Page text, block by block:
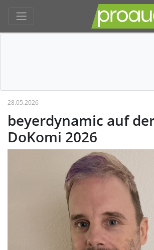
28.05.2026
beyerdynamic auf
DoKomi 2026